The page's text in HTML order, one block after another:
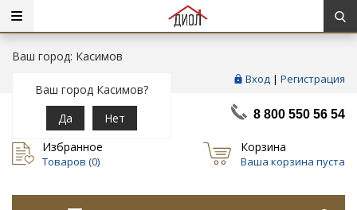
Ваш город: Касимов
Ваш город Касимов?
Да
Нет
Вход | Регистрация
8 800 550 56 54
Избранное
Товаров (0)
Корзина
Ваша корзина пуста